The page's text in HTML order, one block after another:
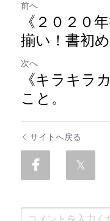
前へ
《２０２０
揃い！書初
次へ
《キラキラ
こと。
サイトへ戻る